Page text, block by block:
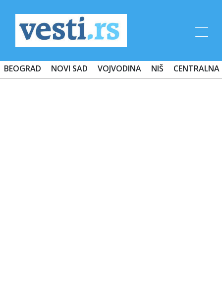
BEOGRAD NOVI SAD VOJVODINA NIŠ CENTRALNA